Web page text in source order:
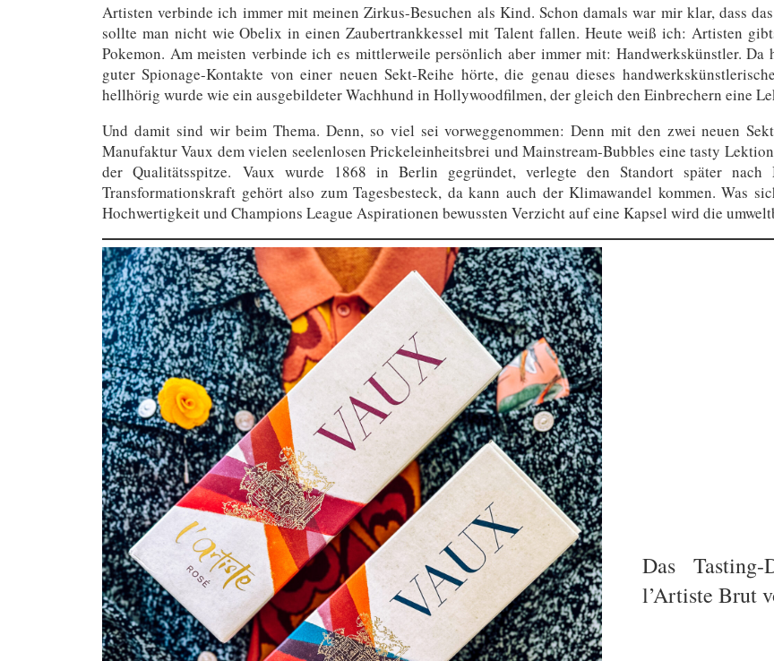
Artisten verbinde ich immer mit meinen Zirkus-Besuchen als Kind. Schon damals war mir klar, dass
sollte man nicht wie Obelix in einen Zaubertrankkessel mit Talent fallen. Heute weiß ich: Artisten
Pokemon. Am meisten verbinde ich es mittlerweile persönlich aber immer mit: Handwerkskünstler. Da
guter Spionage-Kontakte von einer neuen Sekt-Reihe hörte, die genau dieses
hellhörig wurde wie ein ausgebildeter Wachhund in Hollywoodfilmen, der gleich den Einbrechern eine
Und damit sind wir beim Thema. Denn, so viel sei vorweggenommen: Denn mit den zwei neuen
Manufaktur Vaux dem vielen seelenlosen Prickeleinheitsbrei und Mainstream-Bubbles eine tasty
der Qualitätsspitze. Vaux wurde 1868 in Berlin gegründet, verlegte den Standort später
Transformationskraft gehört also zum Tagesbesteck, da kann auch der Klimawandel kommen. Was
Hochwertigkeit und Champions League Aspirationen bewussten Verzicht auf eine Kapsel wird die
Das
l’Artiste Brut